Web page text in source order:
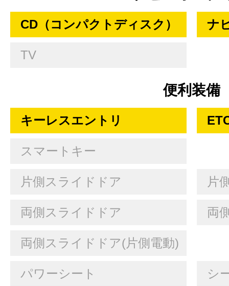
CD（コンパクトディスク） ナ
TV
便利装備
キーレスエントリ
スマートキー
片側スライドドア 片
両側スライドドア 両
両側スライドドア(片側電動)
パワーシート シ